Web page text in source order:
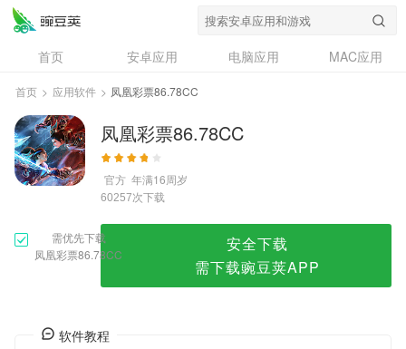
首页 安卓应用 电脑应用
MAC应用
资讯
专题
问答
首页 > 应用软件 > 凤凰彩票86.78CC
凤凰彩票86.78CC
官方 年满16周岁
60257次下载
需优先下载
凤凰彩票86.78CC
安全下载
需下载豌豆荚APP
软件教程